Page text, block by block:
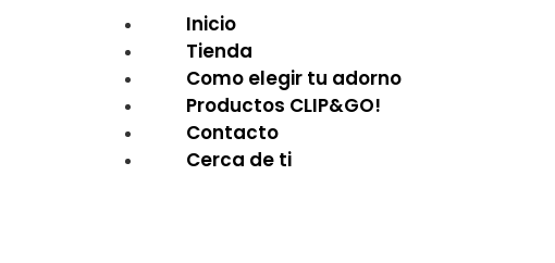
Inicio
Tienda
Como elegir tu adorno
Productos CLIP&GO!
Contacto
Cerca de ti